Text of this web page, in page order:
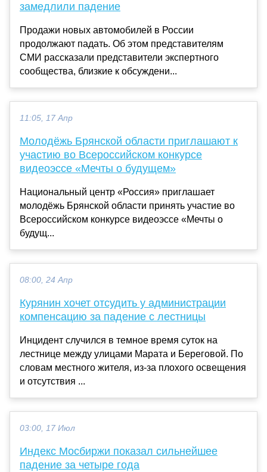
замедлили падение
Продажи новых автомобилей в России
продолжают падать. Об этом представителям
СМИ рассказали представители экспертного
сообщества, близкие к обсуждени...
11:05, 17 Апр
Молодёжь Брянской области приглашают к
участию во Всероссийском конкурсе
видеоэссе «Мечты о будущем»
Национальный центр «Россия» приглашает
молодёжь Брянской области принять участие во
Всероссийском конкурсе видеоэссе «Мечты о
будущ...
08:00, 24 Апр
Курянин хочет отсудить у администрации
компенсацию за падение с лестницы
Инцидент случился в темное время суток на
лестнице между улицами Марата и Береговой. По
словам местного жителя, из-за плохого освещения
и отсутствия ...
03:00, 17 Июл
Индекс Мосбиржи показал сильнейшее
падение за четыре года